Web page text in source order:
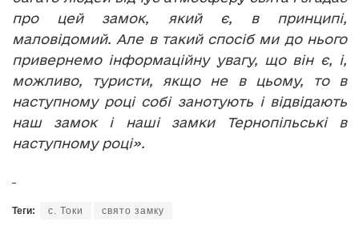
про цей замок, який є, в принципі,
маловідомий. Але в такий спосіб ми до нього
привернемо інформаційну увагу, що він є, і,
можливо, туристи, якщо не в цьому, то в
наступному році собі занотують і відвідають
наш замок і наші замки Тернопільські в
наступному році».
Теги: с. Токи свято замку